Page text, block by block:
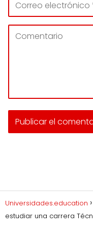
Universidades.education
estudiar una carrera